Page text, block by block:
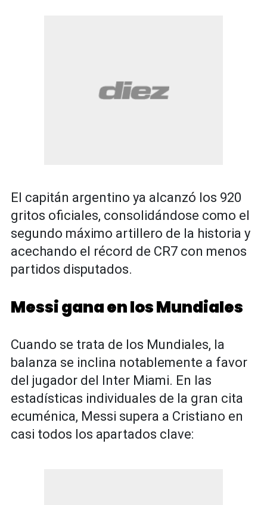
El capitán argentino ya alcanzó los 920
gritos oficiales, consolidándose como el
segundo máximo artillero de la historia y
acechando el récord de CR7 con menos
partidos disputados.
Messi gana en los Mundiales
Cuando se trata de los Mundiales, la
balanza se inclina notablemente a favor
del jugador del Inter Miami. En las
estadísticas individuales de la gran cita
ecuménica, Messi supera a Cristiano en
casi todos los apartados clave: